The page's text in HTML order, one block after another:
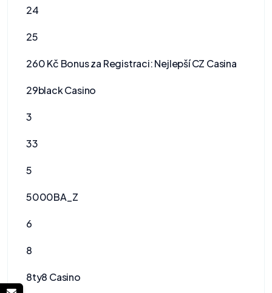
24
25
260 Kč Bonus za Registraci: Nejlepší CZ Casina
29black Casino
3
33
5
5000BA_Z
6
8
8ty8 Casino